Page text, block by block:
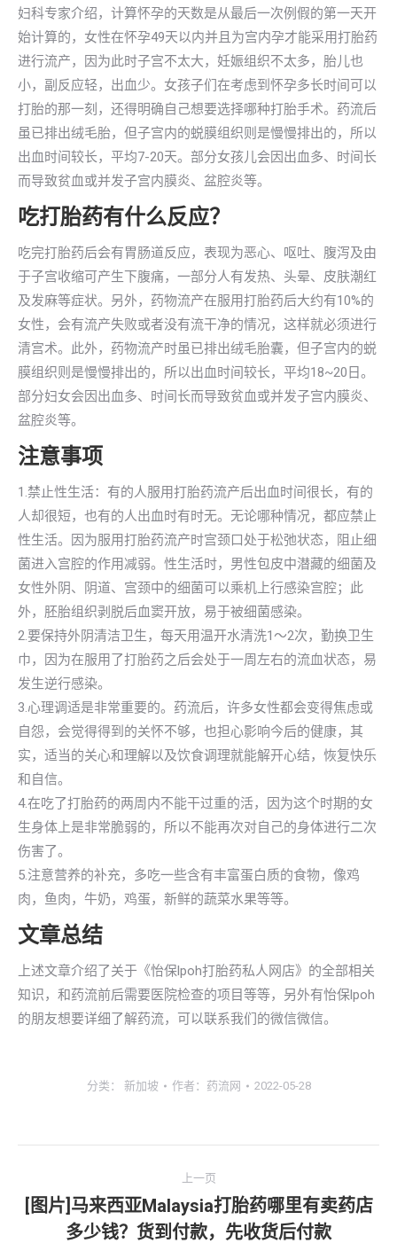
妇科专家介绍，计算怀孕的天数是从最后一次例假的第一天开
始计算的，女性在怀孕49天以内并且为宫内孕才能采用打胎药
进行流产，因为此时子宫不太大，妊娠组织不太多，胎儿也
小，副反应轻，出血少。女孩子们在考虑到怀孕多长时间可以
打胎的那一刻，还得明确自己想要选择哪种打胎手术。药流后
虽已排出绒毛胎，但子宫内的蜕膜组织则是慢慢排出的，所以
出血时间较长，平均7-20天。部分女孩儿会因出血多、时间长
而导致贫血或并发子宫内膜炎、盆腔炎等。
吃打胎药有什么反应？
吃完打胎药后会有胃肠道反应，表现为恶心、呕吐、腹泻及由
于子宫收缩可产生下腹痛，一部分人有发热、头晕、皮肤潮红
及发麻等症状。另外，药物流产在服用打胎药后大约有10%的
女性，会有流产失败或者没有流干净的情况，这样就必须进行
清宫术。此外，药物流产时虽已排出绒毛胎囊，但子宫内的蜕
膜组织则是慢慢排出的，所以出血时间较长，平均18~20日。
部分妇女会因出血多、时间长而导致贫血或并发子宫内膜炎、
盆腔炎等。
注意事项
1.禁止性生活：有的人服用打胎药流产后出血时间很长，有的
人却很短，也有的人出血时有时无。无论哪种情况，都应禁止
性生活。因为服用打胎药流产时宫颈口处于松弛状态，阻止细
菌进入宫腔的作用减弱。性生活时，男性包皮中潜藏的细菌及
女性外阴、阴道、宫颈中的细菌可以乘机上行感染宫腔；此
外，胚胎组织剥脱后血窦开放，易于被细菌感染。
2.要保持外阴清洁卫生，每天用温开水清洗1～2次，勤换卫生
巾，因为在服用了打胎药之后会处于一周左右的流血状态，易
发生逆行感染。
3.心理调适是非常重要的。药流后，许多女性都会变得焦虑或
自怨，会觉得得到的关怀不够，也担心影响今后的健康，其
实，适当的关心和理解以及饮食调理就能解开心结，恢复快乐
和自信。
4.在吃了打胎药的两周内不能干过重的活，因为这个时期的女
生身体上是非常脆弱的，所以不能再次对自己的身体进行二次
伤害了。
5.注意营养的补充，多吃一些含有丰富蛋白质的食物，像鸡
肉，鱼肉，牛奶，鸡蛋，新鲜的蔬菜水果等等。
文章总结
上述文章介绍了关于《怡保lpoh打胎药私人网店》的全部相关
知识，和药流前后需要医院检查的项目等等，另外有怡保lpoh
的朋友想要详细了解药流，可以联系我们的微信微信。
分类： 新加坡 作者： 药流网 2022-05-28
章
上一页
一
[图片]马来西亚Malaysia打胎药哪里有卖药店
多少钱？货到付款，先收货后付款